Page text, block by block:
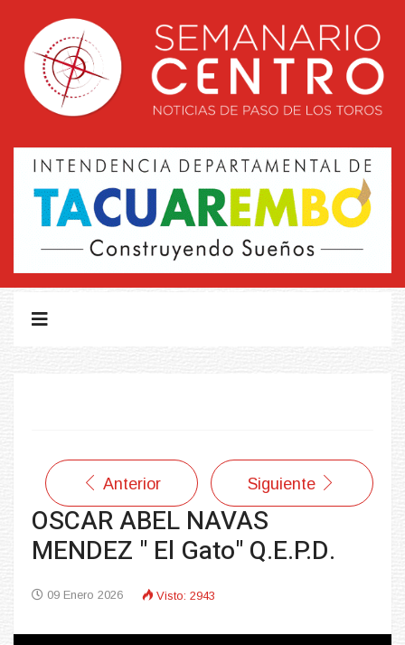
Anterior Siguiente
OSCAR ABEL NAVAS
MENDEZ " El Gato" Q.E.P.D.
09 Enero 2026 Visto: 2943